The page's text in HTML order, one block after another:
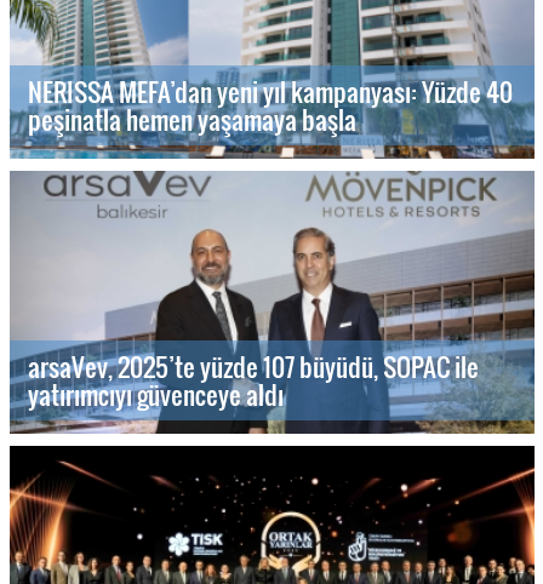
NERISSA MEFA’dan yeni yıl kampanyası: Yüzde 40
peşinatla hemen yaşamaya başla
arsaVev, 2025’te yüzde 107 büyüdü, SOPAC ile
yatırımcıyı güvenceye aldı